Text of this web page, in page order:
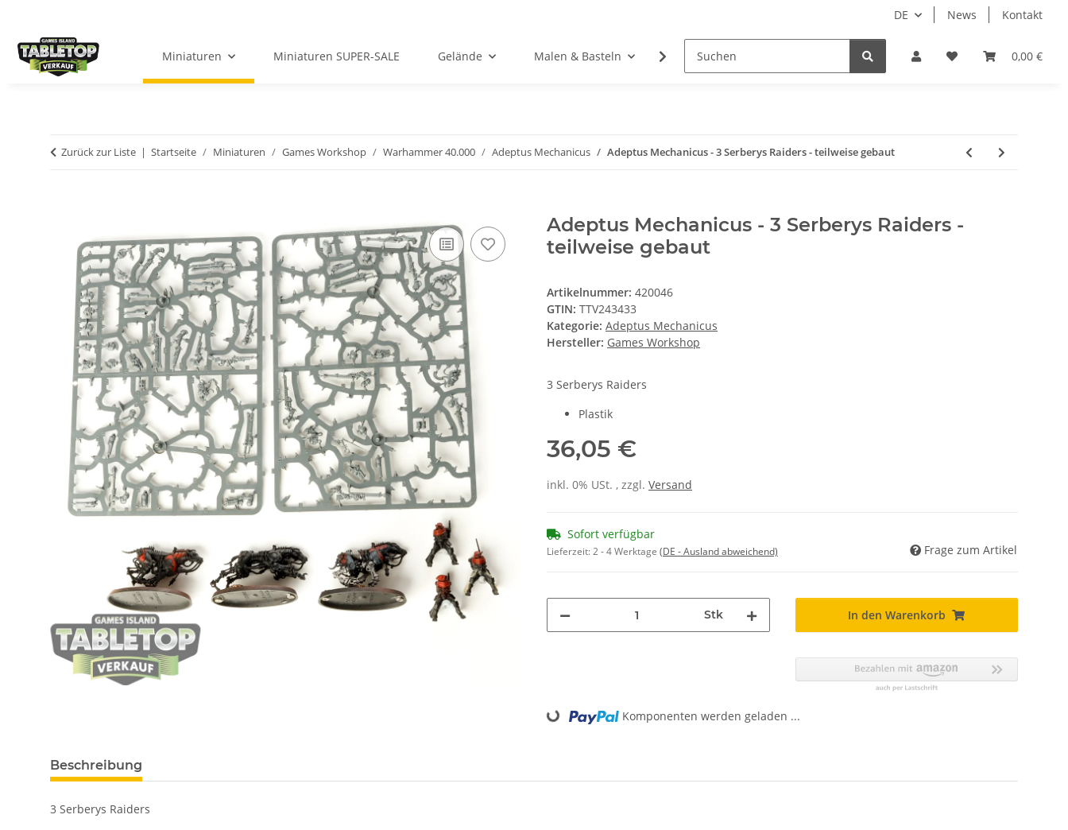
DE News Kontakt
0,00 €
Miniaturen Miniaturen SUPER-SALE Gelände Malen & Basteln Rollenspiele Tabletop Zubehör Hersteller
Zurück zur Liste Startseite Miniaturen Games Workshop Warhammer 40.000 Adeptus Mechanicus Adeptus Mechanicus - 3 Serberys Raiders - teilweise gebaut
Adeptus Mechanicus - 3 Serberys Raiders -
teilweise gebaut
Artikelnummer: 420046
GTIN: TTV243433
Kategorie: Adeptus Mechanicus
Hersteller: Games Workshop
3 Serberys Raiders
Plastik
36,05 €
inkl. 0% USt. , zzgl. Versand
Sofort verfügbar
Lieferzeit:2 - 4 Werktage (DE - Ausland abweichend) Frage zum Artikel
Stk In den Warenkorb
Loading... Komponenten werden geladen ...
Beschreibung
3 Serberys Raiders